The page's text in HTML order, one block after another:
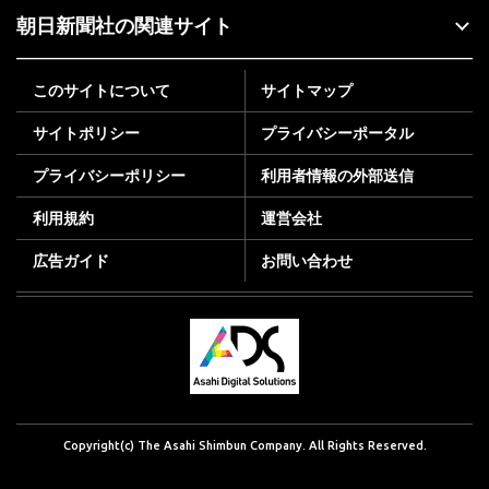
朝日新聞社の関連サイト
このサイトについて サイトマップ
サイトポリシー プライバシーポータル
プライバシーポリシー 利用者情報の外部送信
利用規約 運営会社
広告ガイド お問い合わせ
Copyright(c) The Asahi Shimbun Company. All Rights Reserved.